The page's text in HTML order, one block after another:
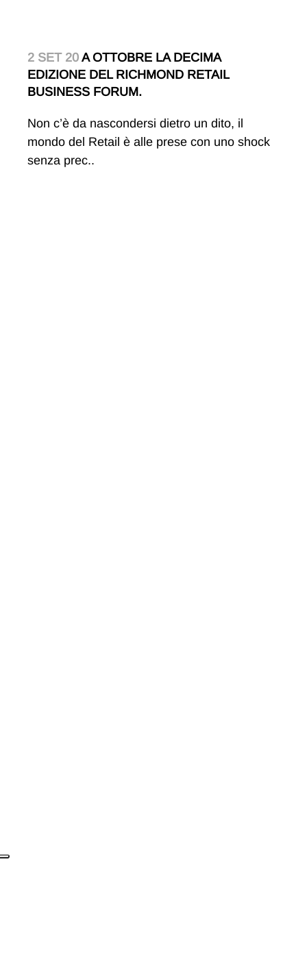
2 SET 20 A OTTOBRE LA DECIMA
EDIZIONE DEL RICHMOND RETAIL
BUSINESS FORUM.
Non c’è da nascondersi dietro un dito, il
mondo del Retail è alle prese con uno shock
senza prec..